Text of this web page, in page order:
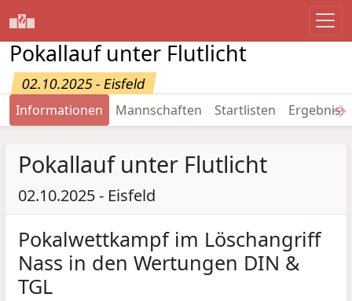
Pokallauf unter Flutlicht
02.10.2025 - Eisfeld
Informationen Mannschaften Startlisten →
Pokallauf unter Flutlicht
02.10.2025 - Eisfeld
Pokalwettkampf im Löschangriff
Nass in den Wertungen DIN &
TGL